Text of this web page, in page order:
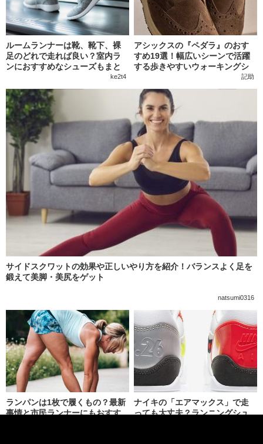
ルームランナーは靴、靴下、裸
足のどれで走れば良い？室内ラ
ンにおすすめなシューズもまと
ke2t4
アシックスの『ペダラ』のおす
すめ19選！幅広いシーンで活躍
する歩きやすいウォーキングシ
記助
サイドスクワットの効果や正しいやり方を紹介！バランスよく足を
鍛えて美脚・美尻をゲット
natsumi0316
ランパンは1枚で履くもの？最新
事情と市民ランナーにもおすす
ナイキの「エアマックス」で走
っても大丈夫？ランニングシュ